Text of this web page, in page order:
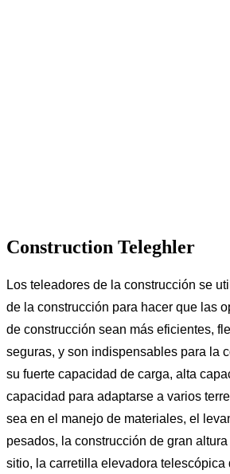
Construction Teleghler
Los teleadores de la construcción se
de la construcción para hacer que las
de construcción sean más eficientes,
seguras, y son indispensables para la
su fuerte capacidad de carga, alta
capacidad para adaptarse a varios
sea en el manejo de materiales, el
pesados, la construcción de gran
sitio, la carretilla elevadora telescópica